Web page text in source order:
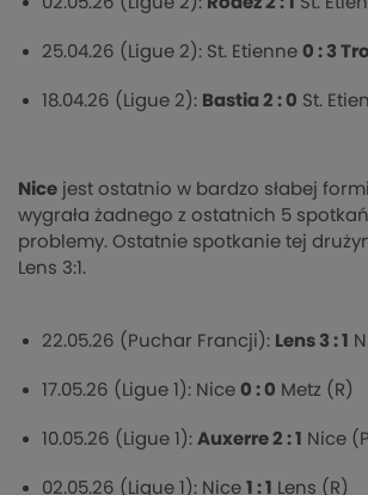
25.04.26 (Ligue 2): St. Etienne 0 : 3
18.04.26 (Ligue 2): Bastia 2 : 0 St.
Nice jest ostatnio w bardzo słabej
wygrała żadnego z ostatnich 5
problemy. Ostatnie spotkanie tej
Lens 3:1.
22.05.26 (Puchar Francji): Lens 3 : 1
17.05.26 (Ligue 1): Nice 0 : 0 Metz (R)
10.05.26 (Ligue 1): Auxerre 2 : 1 Nice
02.05.26 (Ligue 1): Nice 1 : 1 Lens (R)